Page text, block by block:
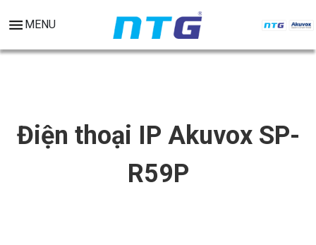
MENU
Điện thoại IP Akuvox SP-
R59P